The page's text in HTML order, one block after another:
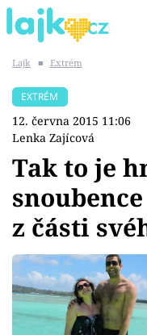
SHOPAHOLICADEL
Témata
Showbyznys
Youtubeři
Virály
Lajk ■ Extrém
EXTRÉM
12. června 2015 11:06
Lenka Zajícová
Tak to je
z části